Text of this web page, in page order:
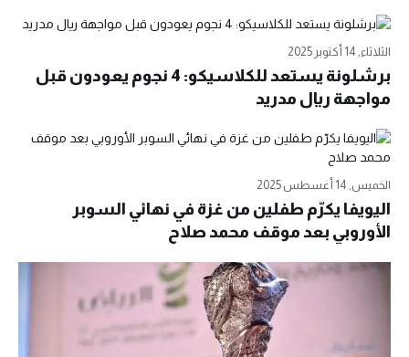
الثلاثاء, 14 أكتوبر 2025
برشلونة يستعد للكلاسيكو: 4 نجوم يعودون قبل
مواجهة ريال مدريد
الخميس, 14 أغسطس 2025
اليويفا يكرّم طفلين من غزة في نهائي السوبر
الأوروبي بعد موقف محمد صلاح